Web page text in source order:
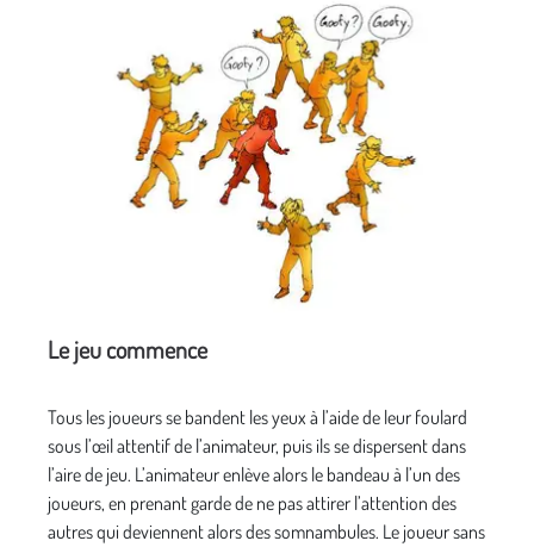
Le jeu commence
Tous les joueurs se bandent les yeux à l’aide de leur foulard
sous l’œil attentif de l’animateur, puis ils se dispersent dans
l’aire de jeu. L’animateur enlève alors le bandeau à l’un des
joueurs, en prenant garde de ne pas attirer l’attention des
autres qui deviennent alors des somnambules. Le joueur sans